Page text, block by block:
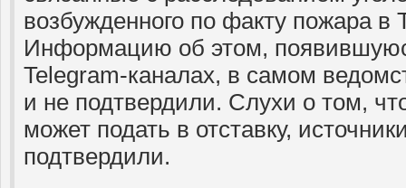
возбужденного по факту пожара
Информацию об этом,
Telegram-каналах, в самом
и не подтвердили. Слухи о том,
может подать в отставку,
подтвердили.